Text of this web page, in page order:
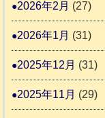
2026年2月 (27)
2026年1月 (31)
2025年12月 (31)
2025年11月 (29)